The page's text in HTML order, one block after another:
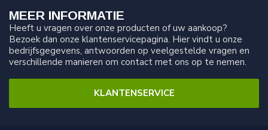
MEER INFORMATIE
Heeft u vragen over onze producten of uw aankoop?
Bezoek dan onze klantenservicepagina. Hier vindt u onze
bedrijfsgegevens, antwoorden op veelgestelde vragen en
verschillende manieren om contact met ons op te nemen.
KLANTENSERVICE